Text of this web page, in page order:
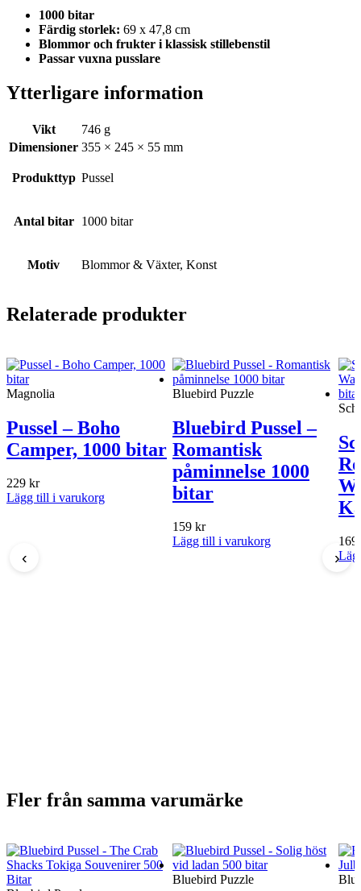
1000 bitar
Färdig storlek: 69 x 47,8 cm
Blommor och frukter i klassisk stillebenstil
Passar vuxna pusslare
Ytterligare information
Vikt
746 g
Dimensioner 355 × 245 × 55 mm
Produkttyp Pussel
Antal bitar 1000 bitar
Motiv Blommor & Växter, Konst
Relaterade produkter
‹
Magnolia
Pussel – Boho
Camper, 1000 bitar
229 kr
Lägg till i varukorg
Bluebird Puzzle
Bluebird Pussel –
Romantisk
påminnelse 1000
bitar
159 kr
Lägg till i varukorg
169
›
Fler från samma varumärke
Bluebird Puzzle